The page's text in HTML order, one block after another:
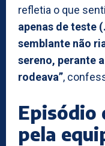
refletia o que
apenas de teste
semblante não
sereno, perante
rodeava”,
Episódio
pela